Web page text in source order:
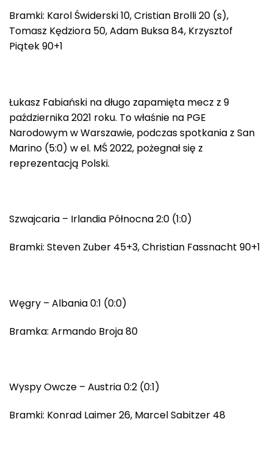
Bramki: Karol Świderski 10, Cristian Brolli 20 (s),
Tomasz Kędziora 50, Adam Buksa 84, Krzysztof
Piątek 90+1
Łukasz Fabiański na długo zapamięta mecz z 9
października 2021 roku. To właśnie na PGE
Narodowym w Warszawie, podczas spotkania z San
Marino (5:0) w el. MŚ 2022, pożegnał się z
reprezentacją Polski.
Szwajcaria – Irlandia Północna 2:0 (1:0)
Bramki: Steven Zuber 45+3, Christian Fassnacht 90+1
Węgry – Albania 0:1 (0:0)
Bramka: Armando Broja 80
Wyspy Owcze – Austria 0:2 (0:1)
Bramki: Konrad Laimer 26, Marcel Sabitzer 48